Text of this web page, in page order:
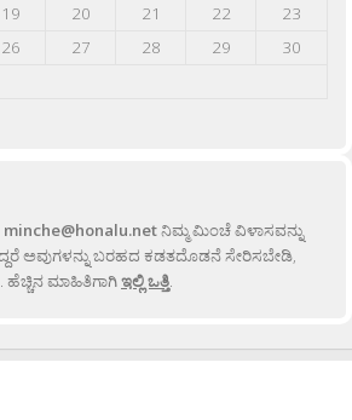
19 20 21 22
23
26 27 28 29
30
minche@honalu.netನಿಮ್ಮ ಮಿಂಚೆ ವಿಳಾಸವನ್ನು
ಅವುಗಳನ್ನು ಬರಹದ ಕಡತದೊಡನೆ ಸೇರಿಸಬೇಡಿ,
ಮಾಹಿತಿಗಾಗಿಇಲ್ಲಿ ಒತ್ತಿ.